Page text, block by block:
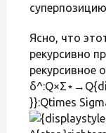
Ясно, что
рекурсивно
рекурсивное
}}:Qtimes